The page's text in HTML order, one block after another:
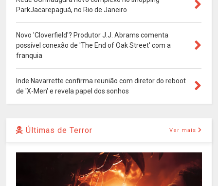
ParkJacarepaguá, no Rio de Janeiro
Novo 'Cloverfield'? Produtor J.J. Abrams comenta
possível conexão de 'The End of Oak Street' com a
franquia
Inde Navarrette confirma reunião com diretor do reboot
de 'X-Men' e revela papel dos sonhos
Últimas de Terror Ver mais